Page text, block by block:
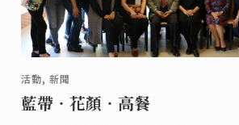
活動, 新聞
藍帶‧花顏‧高餐